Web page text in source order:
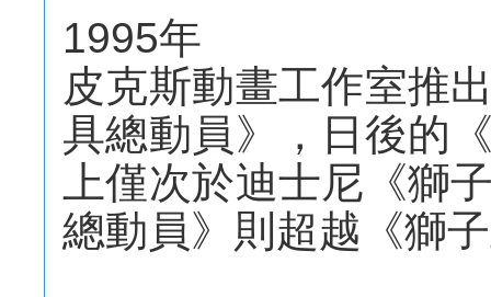
1995年
皮克斯動畫工作室推
具總動員》，日後的
上僅次於迪士尼《獅
總動員》則超越《獅